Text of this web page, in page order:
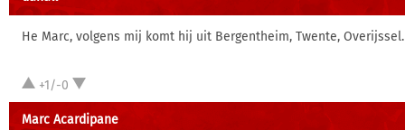
He Marc, volgens mij komt hij uit Bergentheim, Twente,
+1/-0
Marc Acardipane